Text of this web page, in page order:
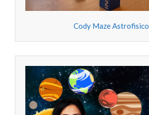
Cody Maze Astrofisico